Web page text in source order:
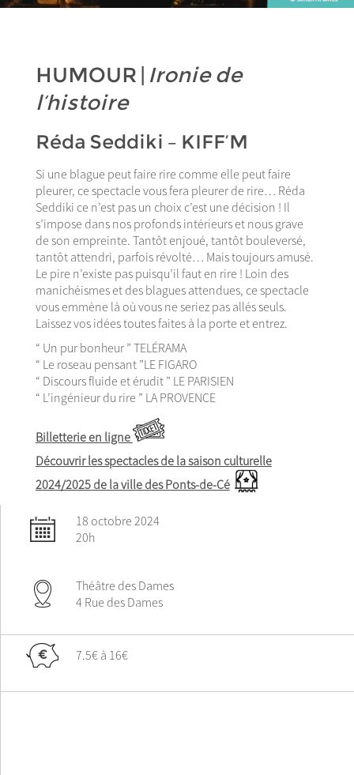
HUMOUR | Ironie de
l’histoire
Réda Seddiki – KIFF’M
Si une blague peut faire rire comme elle peut faire
pleurer, ce spectacle vous fera pleurer de rire… Réda
Seddiki ce n’est pas un choix c’est une décision ! Il
s’impose dans nos profonds intérieurs et nous grave
de son empreinte. Tantôt enjoué, tantôt bouleversé,
tantôt attendri, parfois révolté… Mais toujours amusé.
Le pire n’existe pas puisqu’il faut en rire ! Loin des
manichéismes et des blagues attendues, ce spectacle
vous emmène là où vous ne seriez pas allés seuls.
Laissez vos idées toutes faites à la porte et entrez.
“ Un pur bonheur ” TELÉRAMA
“ Le roseau pensant ”LE FIGARO
“ Discours fluide et érudit ” LE PARISIEN
“ L’ingénieur du rire ” LA PROVENCE
Billetterie en ligne
Découvrir les spectacles de la saison culturelle
2024/2025 de la ville des Ponts-de-Cé
18 octobre 2024
20h
Théâtre des Dames
4 Rue des Dames
7.5€ à 16€